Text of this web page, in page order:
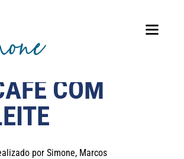
COM
por Simone, Marcos